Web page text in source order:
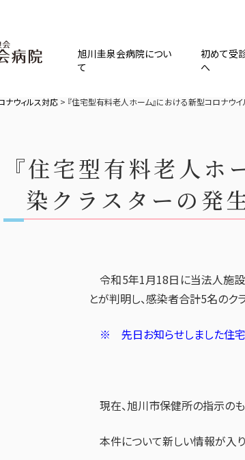
旭川圭泉会病院につい
て
初めて受
へ
ナウィルス対応 > 『住宅型有料老人ホーム』における新型コロナウ
『住宅型有料老人
染クラスターの
令和5年1月18日に当法人施設
とが判明し、感染者合計5名のク
※ 先日お知らせしました住宅
現在、旭川市保健所の指示のも
本件について新しい情報が入